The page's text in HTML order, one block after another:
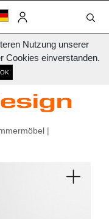
Nutzung unserer
Cookies einverstanden.
OK
|